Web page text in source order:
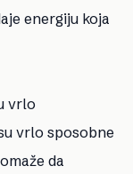
energiju koja
vrlo
vrlo sposobne
da